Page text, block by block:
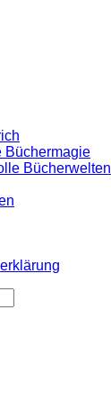
Büchermagie
Bücherwelten